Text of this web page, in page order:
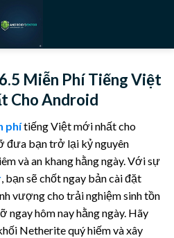
Miễn Phí Tiếng Việt
Cho Android
phítiếng Việt mới nhất cho
đưa bạn trở lại kỷ nguyên
và an khang hằng ngày. Với sự
, bạn sẽ chốt ngay bản cài đặt
vượng cho trải nghiệm sinh tồn
ngay hôm nay hằng ngày. Hãy
Netherite quý hiếm và xây